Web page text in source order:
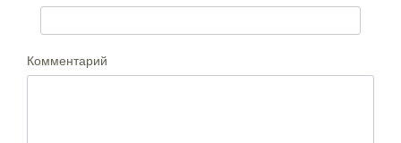
Комментарий